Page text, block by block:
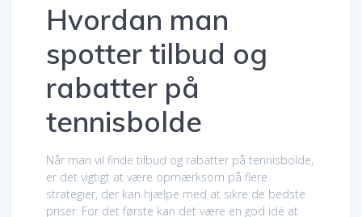
Hvordan man
spotter tilbud og
rabatter på
tennisbolde
Når man vil finde tilbud og rabatter på tennisbolde,
er det vigtigt at være opmærksom på flere
strategier, der kan hjælpe med at sikre de bedste
priser. For det første kan det være en god idé at